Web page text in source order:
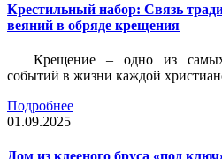
Крестильный набор: Связь
веяний в обряде крещения
Крещение – одно из
событий в жизни каждой
Подробнее
01.09.2025